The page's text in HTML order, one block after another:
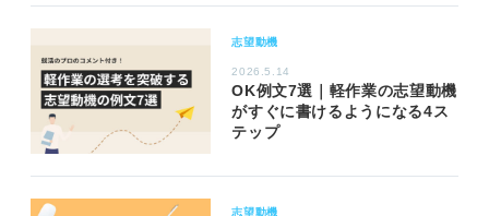
志望動機
2026.5.14
OK例文7選｜軽作業の志望動機
がすぐに書けるようになる4ス
テップ
志望動機